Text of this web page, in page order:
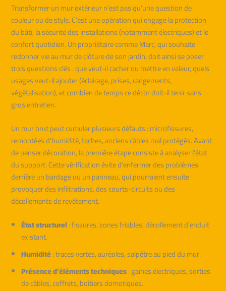
Transformer un mur extérieur n’est pas qu’une question de
couleur ou de style. C’est une opération qui engage la protection
du bâti, la sécurité des installations (notamment électriques) et le
confort quotidien. Un propriétaire comme Marc, qui souhaite
redonner vie au mur de clôture de son jardin, doit ainsi se poser
trois questions clés : que veut-il cacher ou mettre en valeur, quels
usages veut-il ajouter (éclairage, prises, rangements,
végétalisation), et combien de temps ce décor doit-il tenir sans
gros entretien.
Un mur brut peut cumuler plusieurs défauts : microfissures,
remontées d’humidité, taches, anciens câbles mal protégés. Avant
de penser décoration, la première étape consiste à analyser l’état
du support. Cette vérification évite d’enfermer des problèmes
derrière un bardage ou un panneau, qui pourraient ensuite
provoquer des infiltrations, des courts-circuits ou des
décollements de revêtement.
État structurel: fissures, zones friables, décollement d’enduit
existant.
Humidité: traces vertes, auréoles, salpêtre au pied du mur.
Présence d’éléments techniques: gaines électriques, sorties
de câbles, coffrets, boîtiers domotiques.